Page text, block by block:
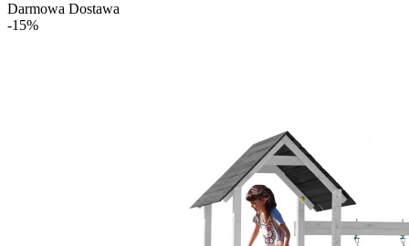
Darmowa Dostawa
-15%